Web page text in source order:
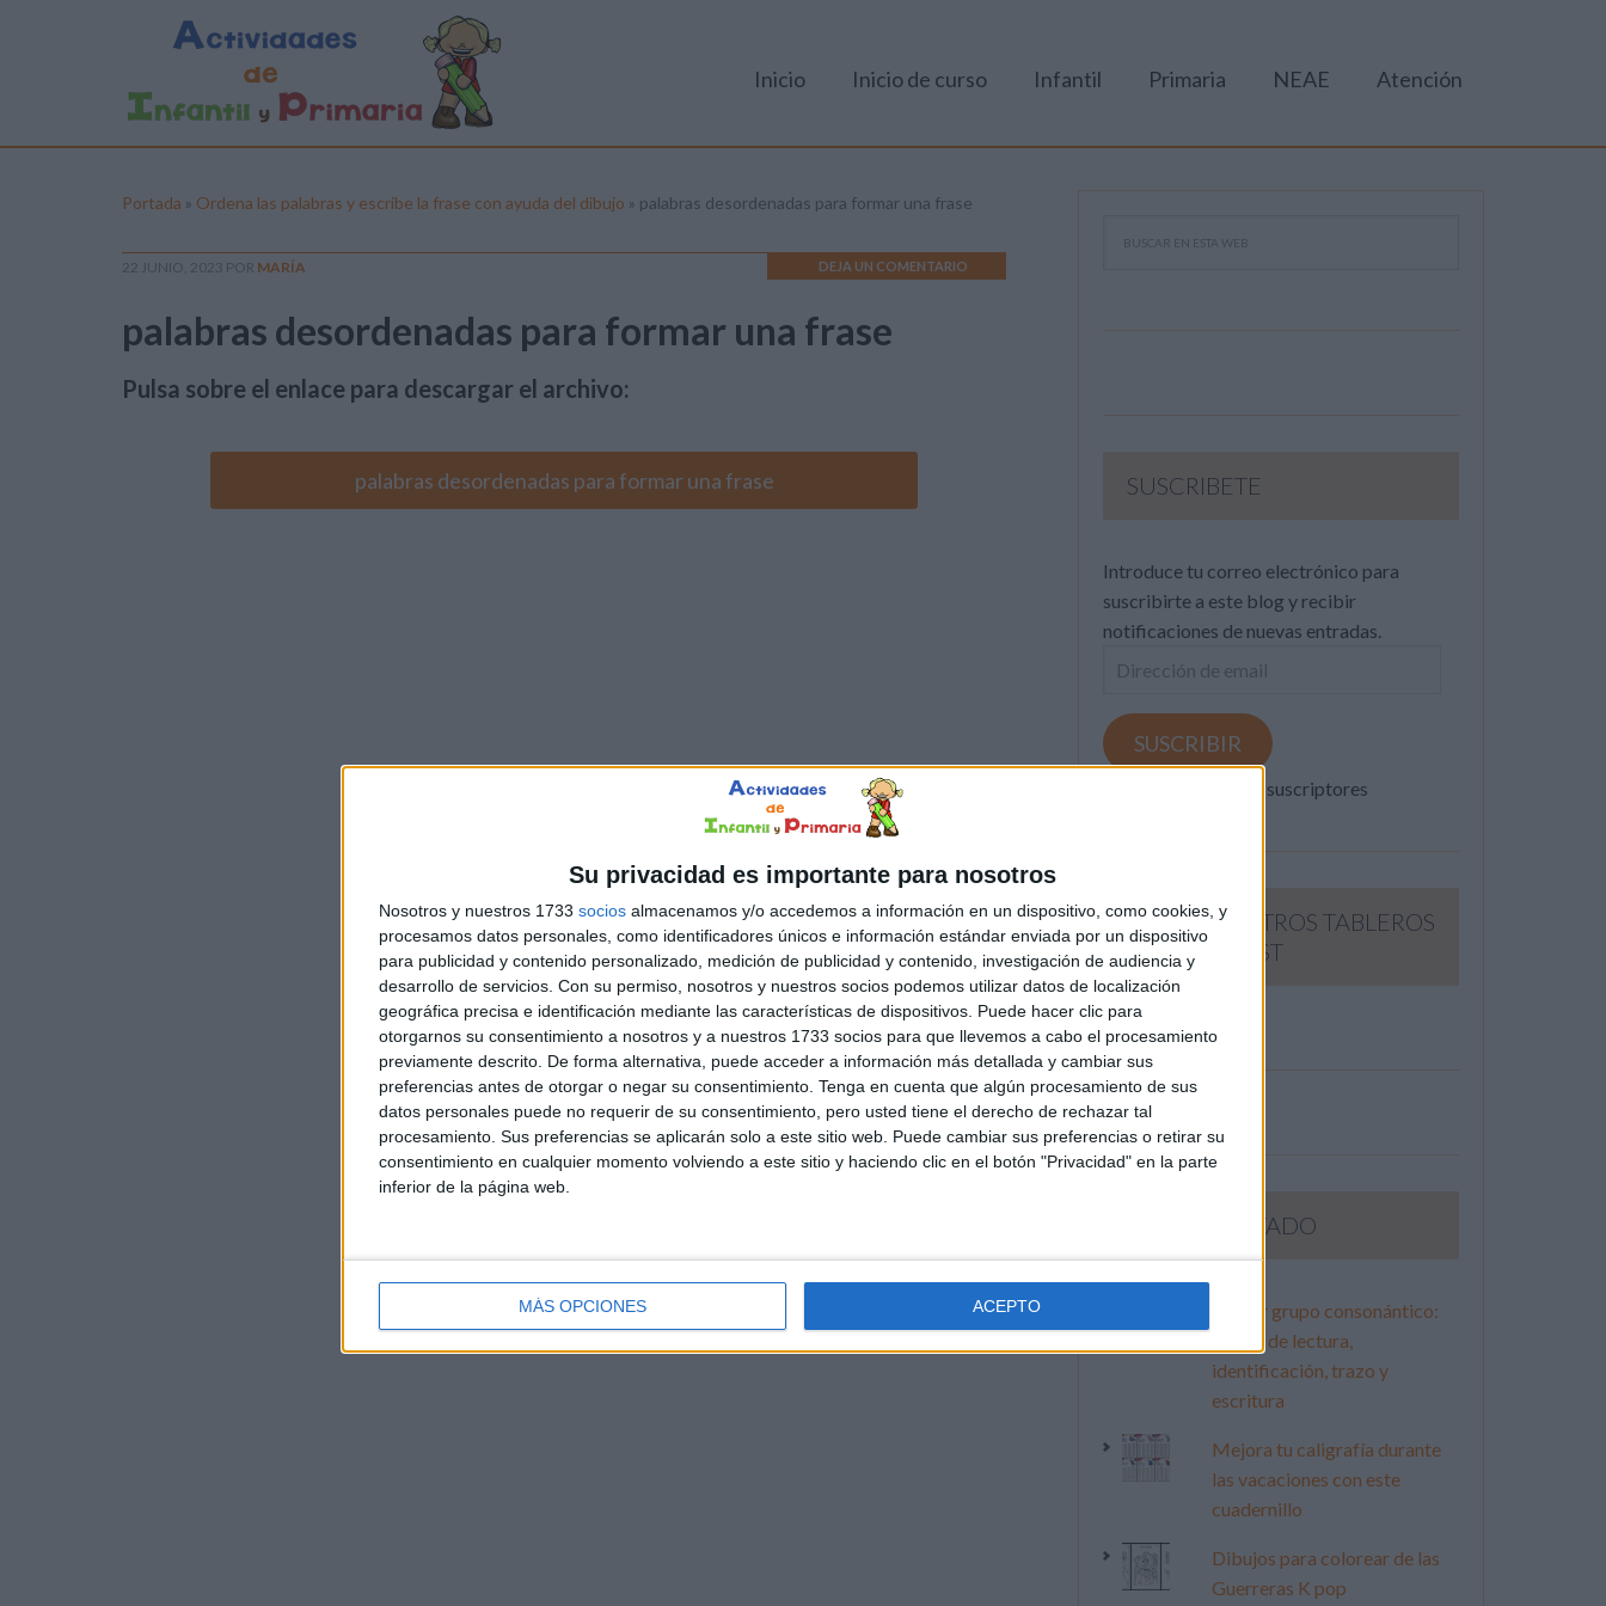
Su privacidad es importante para nosotros
Nosotros y nuestros 1733 socios almacenamos y/o accedemos a información en un dispositivo, como cookies, y
procesamos datos personales, como identificadores únicos e información estándar enviada por un dispositivo
para publicidad y contenido personalizado, medición de publicidad y contenido, investigación de audiencia y
desarrollo de servicios. Con su permiso, nosotros y nuestros socios podemos utilizar datos de localización
geográfica precisa e identificación mediante las características de dispositivos. Puede hacer clic para
otorgarnos su consentimiento a nosotros y a nuestros 1733 socios para que llevemos a cabo el procesamiento
previamente descrito. De forma alternativa, puede acceder a información más detallada y cambiar sus
preferencias antes de otorgar o negar su consentimiento. Tenga en cuenta que algún procesamiento de sus
datos personales puede no requerir de su consentimiento, pero usted tiene el derecho de rechazar tal
procesamiento. Sus preferencias se aplicarán solo a este sitio web. Puede cambiar sus preferencias o retirar su
consentimiento en cualquier momento volviendo a este sitio y haciendo clic en el botón "Privacidad" en la parte
inferior de la página web.
MÁS OPCIONES ACEPTO
Inicio Inicio de curso Infantil Primaria NEAE Atención
Portada » Ordena las palabras y escribe la frase con ayuda del dibujo » palabras desordenadas para formar una frase
22 JUNIO, 2023 POR MARÍA DEJA UN COMENTARIO
palabras desordenadas para formar una frase
Pulsa sobre el enlace para descargar el archivo:
palabras desordenadas para formar una frase SUSCRIBETE
Introduce tu correo electrónico para
suscribirte a este blog y recibir
notificaciones de nuevas entradas.
Dirección
email
SUSCRIBIR
Únete a otros 371K suscriptores
SIGUE NUESTROS TABLEROS
EN PINTEREST
LO MÁS VISITADO
Primer grupo consonántico:
Fichas de lectura,
identificación, trazo y
escritura
Mejora tu caligrafía durante
las vacaciones con este
cuadernillo
Dibujos para colorear de las
Guerreras K pop